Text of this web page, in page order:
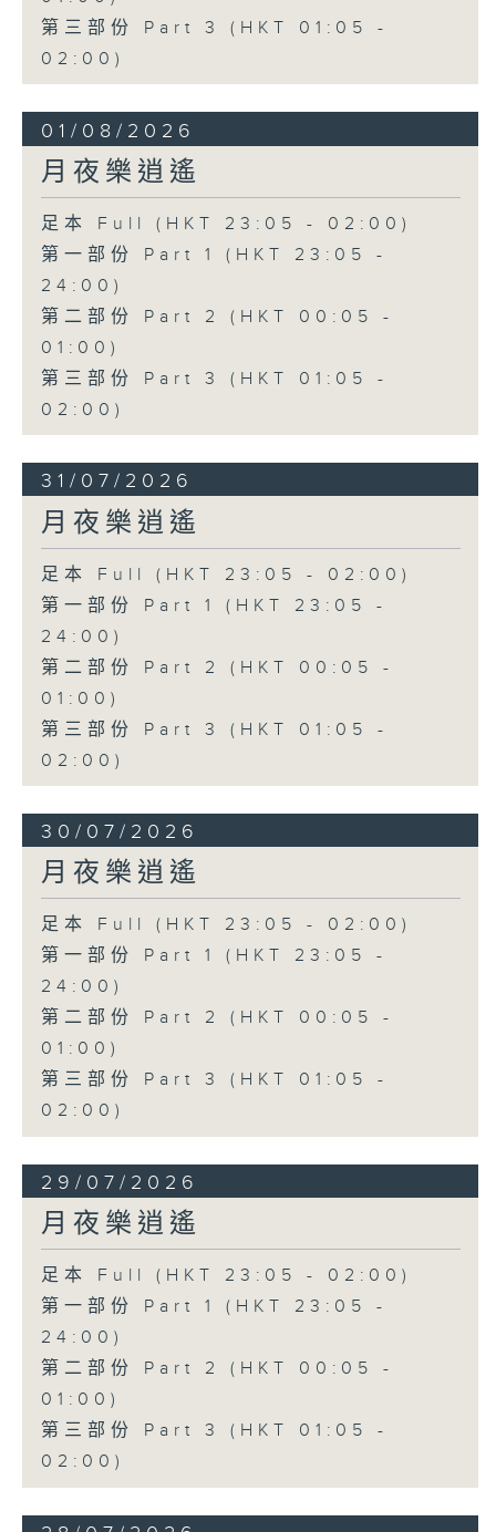
第三部份 Part 3 (HKT 01:05 -
02:00)
01/08/2026
月夜樂逍遙
足本 Full (HKT 23:05 - 02:00)
第一部份 Part 1 (HKT 23:05 -
24:00)
第二部份 Part 2 (HKT 00:05 -
01:00)
第三部份 Part 3 (HKT 01:05 -
02:00)
31/07/2026
月夜樂逍遙
足本 Full (HKT 23:05 - 02:00)
第一部份 Part 1 (HKT 23:05 -
24:00)
第二部份 Part 2 (HKT 00:05 -
01:00)
第三部份 Part 3 (HKT 01:05 -
02:00)
30/07/2026
月夜樂逍遙
足本 Full (HKT 23:05 - 02:00)
第一部份 Part 1 (HKT 23:05 -
24:00)
第二部份 Part 2 (HKT 00:05 -
01:00)
第三部份 Part 3 (HKT 01:05 -
02:00)
29/07/2026
月夜樂逍遙
足本 Full (HKT 23:05 - 02:00)
第一部份 Part 1 (HKT 23:05 -
24:00)
第二部份 Part 2 (HKT 00:05 -
01:00)
第三部份 Part 3 (HKT 01:05 -
02:00)